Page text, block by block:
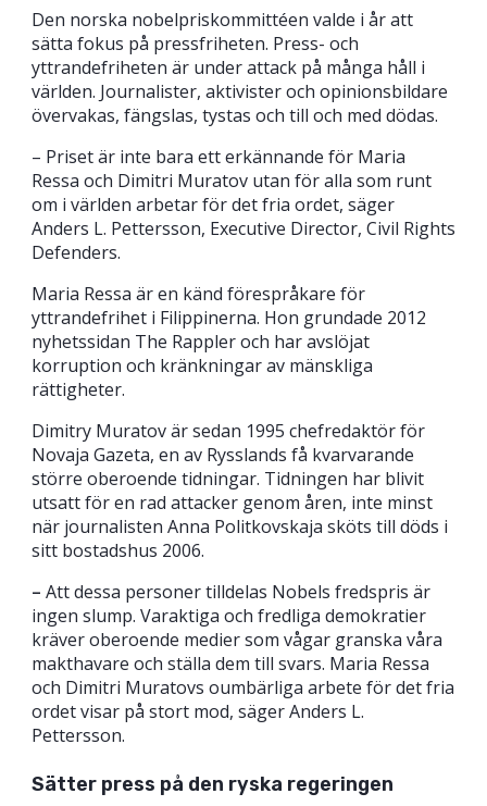
Den norska nobelpriskommittéen valde i år att
sätta fokus på pressfriheten. Press- och
yttrandefriheten är under attack på många håll i
världen. Journalister, aktivister och opinionsbildare
övervakas, fängslas, tystas och till och med dödas.
– Priset är inte bara ett erkännande för Maria
Ressa och Dimitri Muratov utan för alla som runt
om i världen arbetar för det fria ordet, säger
Anders L. Pettersson, Executive Director, Civil Rights
Defenders.
Maria Ressa är en känd förespråkare för
yttrandefrihet i Filippinerna. Hon grundade 2012
nyhetssidan The Rappler och har avslöjat
korruption och kränkningar av mänskliga
rättigheter.
Dimitry Muratov är sedan 1995 chefredaktör för
Novaja Gazeta, en av Rysslands få kvarvarande
större oberoende tidningar. Tidningen har blivit
utsatt för en rad attacker genom åren, inte minst
när journalisten Anna Politkovskaja sköts till döds i
sitt bostadshus 2006.
– Att dessa personer tilldelas Nobels fredspris är
ingen slump. Varaktiga och fredliga demokratier
kräver oberoende medier som vågar granska våra
makthavare och ställa dem till svars. Maria Ressa
och Dimitri Muratovs oumbärliga arbete för det fria
ordet visar på stort mod, säger Anders L.
Pettersson.
Sätter press på den ryska regeringen